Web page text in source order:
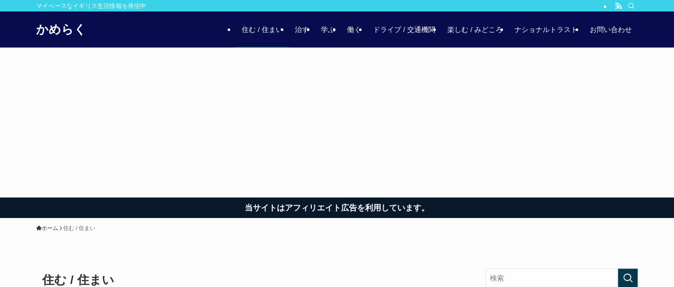
マイペースなイギリス生活情報を発信中
かめらく 住む / 住まい 治す 学ぶ 働く ドライブ / 交通機関 楽しむ / みどころ ナショナルトラスト お問い合わせ
当サイトはアフィリエイト広告を利用しています。
ホーム 住む / 住まい
住む / 住まい